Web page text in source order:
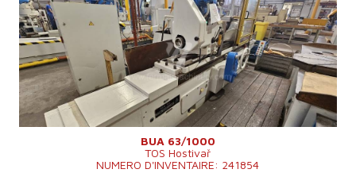
Année de production:
1976
Système de contrôle
NON
Max. diamètre a meulager
630 mm
Longueur maxi de meulage
1000 mm
Poids maxi de la piece a usiner
900 kg
Equipement pour meulage intérieure
Cone de la broche
MORSE 6 .
Diametre du mandrin
315 mm
Puissance du moteur principal
22 kW
5425 x 2980 x mm
Poids totale de la machine
10000 kg
BUA 63/1000
TOS Hostivař
NUMERO D'INVENTAIRE: 241854